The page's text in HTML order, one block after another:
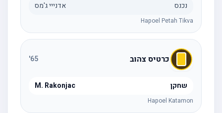
נכנס אדנייי ג'מס
Hapoel Petah Tikva
כרטיס צהוב 65
'
שחקן M. Rakonjac
Hapoel Katamon